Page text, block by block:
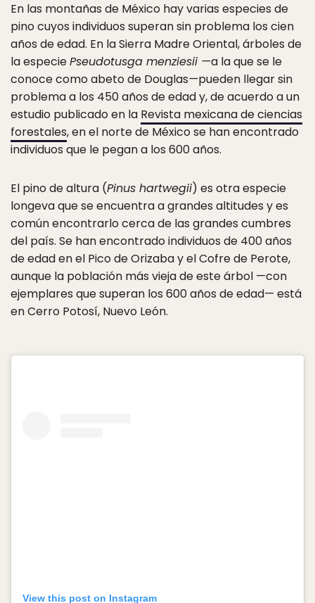
En las montañas de México hay varias especies de
pino cuyos individuos superan sin problema los cien
años de edad. En la Sierra Madre Oriental, árboles de
la especiePseudotusga menziesii —a la que se le
conoce como abeto de Douglas—pueden llegar sin
problema a los 450 años de edad y, de acuerdo a un
estudio publicado en la Revista mexicana de ciencias
forestales, en el norte de México se han encontrado
individuos que le pegan a los 600 años.
El pino de altura (Pinus hartwegii) es otra especie
longeva que se encuentra a grandes altitudes y es
común encontrarlo cerca de las grandes cumbres
del país. Se han encontrado individuos de 400 años
de edad en el Pico de Orizaba y el Cofre de Perote,
aunque la población más vieja de este árbol —con
ejemplares que superan los 600 años de edad— está
en Cerro Potosí, Nuevo León.
View this post on Instagram